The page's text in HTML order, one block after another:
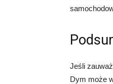
Jeśli
Dym może